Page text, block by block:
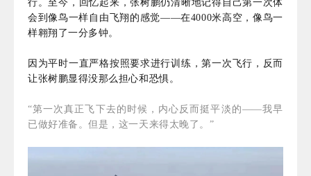
行。至今，回忆起来，张树鹏仍清晰地记得自己第一次体
会到像鸟一样自由飞翔的感觉——在4000米高空，像鸟一
样翱翔了一分多钟。
因为平时一直严格按照要求进行训练，第一次飞行，反而
让张树鹏显得没那么担心和恐惧。
“第一次真正飞下去的时候，内心反而挺平淡的——我早
已做好准备。但是，这一天来得太晚了。”